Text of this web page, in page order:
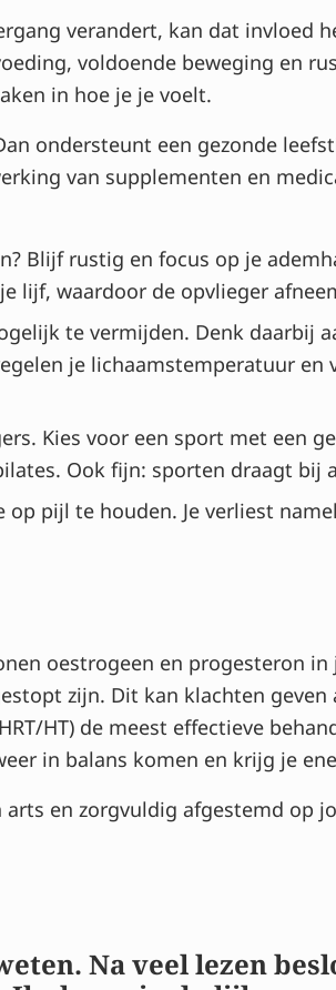
verandert, kan dat invloed
voldoende beweging en
in hoe je je voelt.
ondersteunt een gezonde
van supplementen en
Blijf rustig en focus op je
lijf, waardoor de opvlieger
te vermijden. Denk daarbij
je lichaamstemperatuur en
Kies voor een sport met een
Ook fijn: sporten draagt bij
pijl te houden. Je verliest
oestrogeen en progesteron
zijn. Dit kan klachten
HT) de meest effectieve
in balans komen en krijg je
en zorgvuldig afgestemd op
Na veel lezen